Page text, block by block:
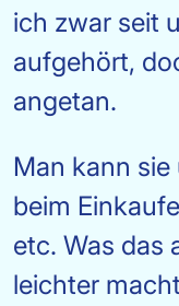
ich zwar seit
aufgehört,
angetan.
Man kann
beim
etc. Was das
leichter